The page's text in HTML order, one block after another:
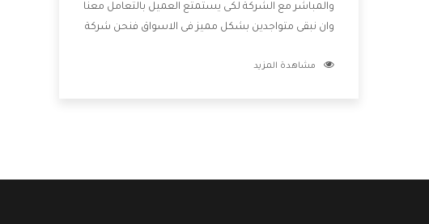
والمباشر مع الشركة لكى يستمتع العميل بالتعامل معنا
وان نبقى متواجدين بشكل مميز فى الاسواق فنحن شركة
بالخدمات التى تنفرد الشركة بها والتى تكون منها خدمة
مشاهدة المزيد